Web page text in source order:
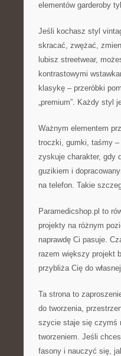
elementów garderoby
Jeśli kochasz styl
skracać, zwężać,
lubisz streetwear,
kontrastowymi
klasykę – przeróbki
„premium”. Każdy styl
Ważnym elementem
troczki, gumki, taśmy –
zyskuje charakter, gdy
guzikiem i
na telefon. Takie
Paramedicshop.pl to
projekty na różnym
naprawdę Ci pasuje.
razem większy projekt
przybliża Cię do
Ta strona to
do tworzenia,
szycie staje się czymś
tworzeniem. Jeśli
fasony i nauczyć się,